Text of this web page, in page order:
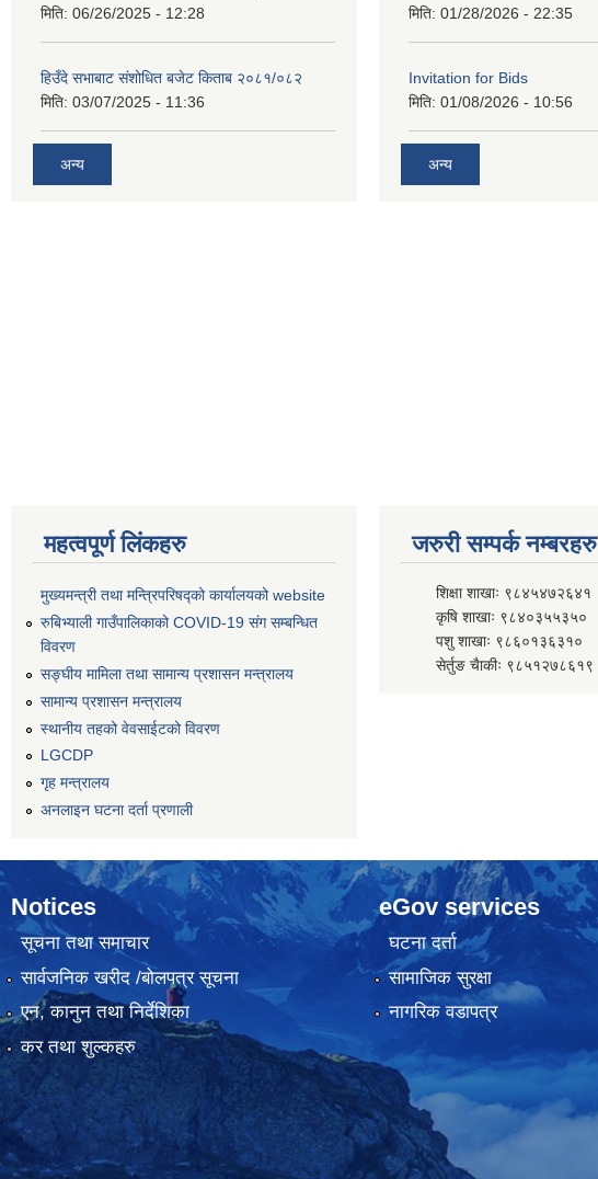
मिति: 06/26/2025 - 12:28
हिउँदे सभाबाट संशोधित बजेट किताब २०८१/०८२
मिति: 03/07/2025 - 11:36
अन्य
मिति: 01/28/2026 - 22:35
Invitation for Bids
मिति: 01/08/2026 - 10:56
अन्य
महत्वपूर्ण लिंकहरु
मुख्यमन्त्री तथा मन्त्रिपरिषद्को कार्यालयको website
रुबिभ्याली गाउँपालिकाको COVID-19 संग सम्बन्धित
विवरण
सङ्‍घीय मामिला तथा सामान्य प्रशासन मन्त्रालय
सामान्य प्रशासन मन्त्रालय
स्थानीय तहको वेवसाईटको विवरण
LGCDP
गृह मन्त्रालय
अनलाइन घटना दर्ता प्रणाली
जरुरी सम्पर्क नम्बरहरु
शिक्षा शाखाः ९८४५४७२६४१
कृषि शाखाः ९८४०३५५३५०
पशु शाखाः ९८६०१३६३१०
सेर्तुङ चैाकीः ९८५१२७८६१९
Notices
सूचना तथा समाचार
सार्वजनिक खरीद /बोलपत्र सूचना
एन, कानुन तथा निर्देशिका
कर तथा शुल्कहरु
eGov services
घटना दर्ता
सामाजिक सुरक्षा
नागरिक वडापत्र